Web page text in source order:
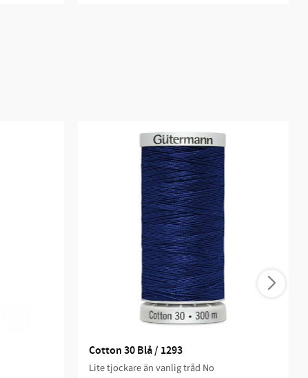
Cotton 30 Blå / 1293
Lite tjockare än vanlig tråd No